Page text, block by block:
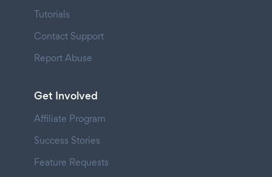
Tutorials
Contact Support
Report Abuse
Get Involved
Affiliate Program
Success Stories
Feature Requests